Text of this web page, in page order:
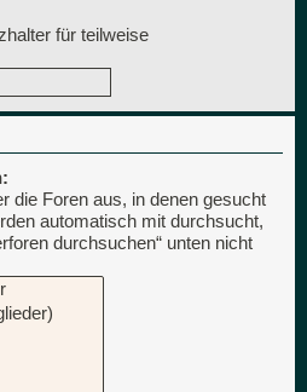
für teilweise
die Foren aus, in denen gesucht
automatisch mit durchsucht,
durchsuchen“ unten nicht